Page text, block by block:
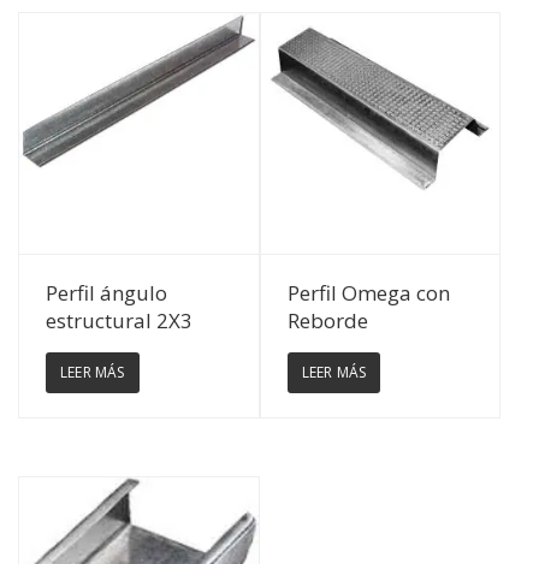
Ver Detalles
Perfil ángulo
estructural 2X3
LEER MÁS
Ver Detalles
Perfil Omega con
Reborde
LEER MÁS